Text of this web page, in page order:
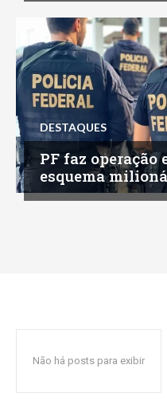
DESTAQUES
PF faz operação
esquema
Não há posts para exibir